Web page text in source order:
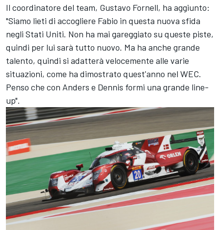
Il coordinatore del team, Gustavo Fornell, ha aggiunto:
"Siamo lieti di accogliere Fabio in questa nuova sfida
negli Stati Uniti. Non ha mai gareggiato su queste piste,
quindi per lui sarà tutto nuovo. Ma ha anche grande
talento, quindi si adatterà velocemente alle varie
situazioni, come ha dimostrato quest'anno nel WEC.
Penso che con Anders e Dennis formi una grande line-
up".